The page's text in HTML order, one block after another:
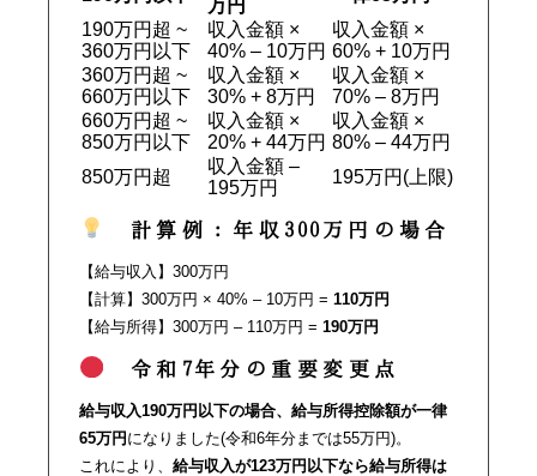
万円
190万円超 ~
360万円以下
収入金額 ×
40% – 10万円
収入金額 ×
60% + 10万円
360万円超 ~
660万円以下
収入金額 ×
30% + 8万円
収入金額 ×
70% – 8万円
660万円超 ~
850万円以下
収入金額 ×
20% + 44万円
収入金額 ×
80% – 44万円
850万円超
収入金額 –
195万円
195万円(上限)
計算例：年収300万円の場合
【給与収入】300万円
【計算】300万円 × 40% – 10万円 = 110万円
【給与所得】300万円 – 110万円 = 190万円
令和7年分の重要変更点
給与収入190万円以下の場合、給与所得控除額が一律
65万円になりました(令和6年分までは55万円)。
これにより、 給与収入が123万円以下なら給与所得は